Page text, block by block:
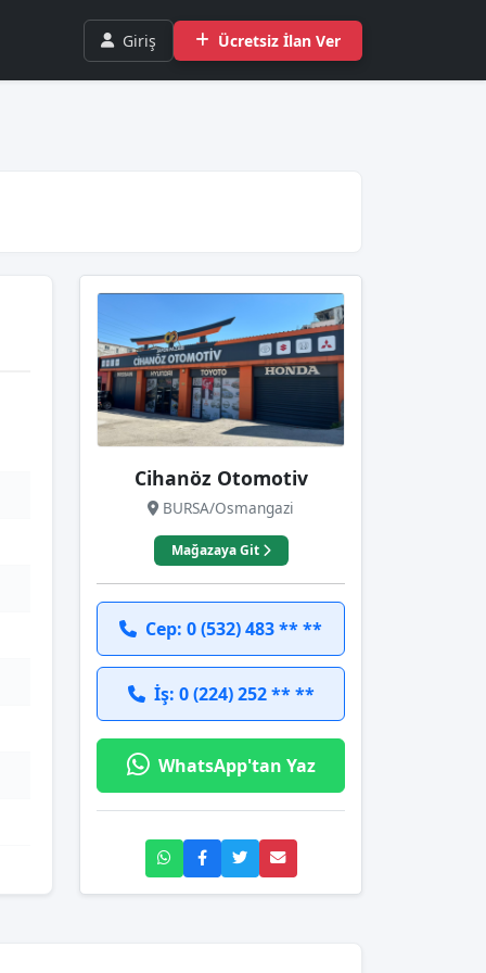
Giriş Ücretsiz İlan Ver
Cihanöz Otomotiv
BURSA/Osmangazi
Mağazaya Git
Cep: 0 (532) 483 ** **
İş: 0 (224) 252 ** **
WhatsApp'tan Yaz